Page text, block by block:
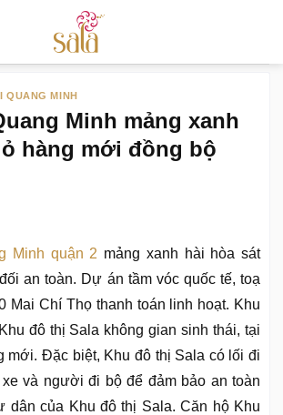
QUANG MINH
Minh mảng xanh
hàng mới đồng bộ
Minh quận 2 mảng xanh hài hòa sát
an toàn. Dự án tầm vóc quốc tế, toạ
Mai Chí Thọ thanh toán linh hoạt. Khu
đô thị Sala không gian sinh thái, tại
mới. Đặc biệt, Khu đô thị Sala có lối đi
và người đi bộ để đảm bảo an toàn
dân của Khu đô thị Sala. Căn hộ Khu